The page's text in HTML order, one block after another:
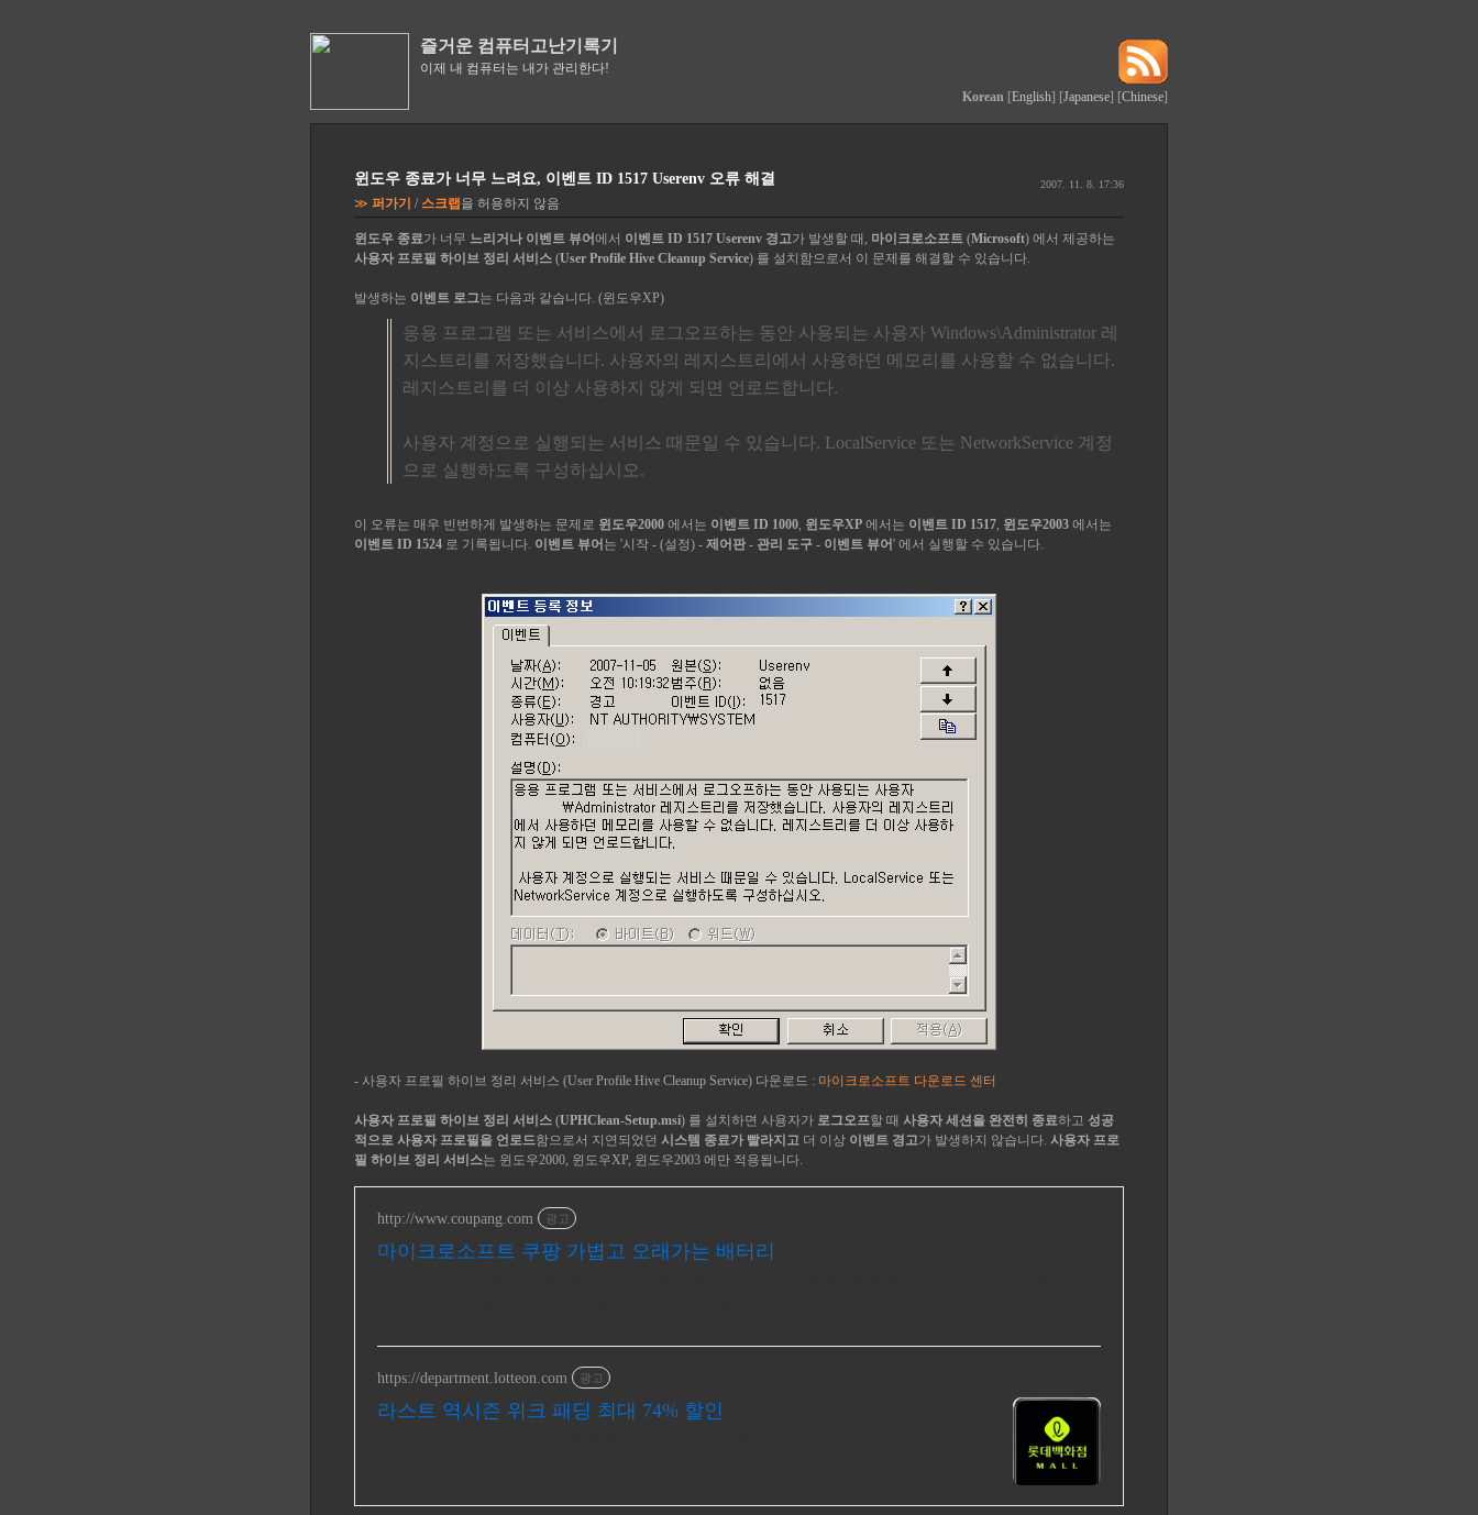
즐거운 컴퓨터고난기록기
이제 내 컴퓨터는 내가 관리한다!
Korean [English] [Japanese] [Chinese]
윈도우 종료가 너무 느려요, 이벤트 ID 1517 Userenv 오류 해결 2007. 11. 8. 17:36
≫ 퍼가기 / 스크랩 을 허용하지 않음
윈도우 종료가 너무 느리거나 이벤트 뷰어에서 이벤트 ID 1517 Userenv 경고가 발생할 때, 마이크로소프트 (Microsoft) 에서 제공하는
사용자 프로필 하이브 정리 서비스 (User Profile Hive Cleanup Service) 를 설치함으로서 이 문제를 해결할 수 있습니다.
발생하는 이벤트 로그는 다음과 같습니다. (윈도우XP)
응용 프로그램 또는 서비스에서 로그오프하는 동안 사용되는 사용자 Windows\Administrator 레
지스트리를 저장했습니다. 사용자의 레지스트리에서 사용하던 메모리를 사용할 수 없습니다.
레지스트리를 더 이상 사용하지 않게 되면 언로드합니다.
사용자 계정으로 실행되는 서비스 때문일 수 있습니다. LocalService 또는 NetworkService 계정
으로 실행하도록 구성하십시오.
이 오류는 매우 빈번하게 발생하는 문제로 윈도우2000 에서는 이벤트 ID 1000, 윈도우XP 에서는 이벤트 ID 1517, 윈도우2003 에서는
이벤트 ID 1524 로 기록됩니다. 이벤트 뷰어 는 '시작 - (설정) - 제어판 - 관리 도구 - 이벤트 뷰어' 에서 실행할 수 있습니다.
- 사용자 프로필 하이브 정리 서비스 (User Profile Hive Cleanup Service) 다운로드 : 마이크로소프트 다운로드 센터
사용자 프로필 하이브 정리 서비스 (UPHClean-Setup.msi) 를 설치하면 사용자가 로그오프할 때 사용자 세션을 완전히 종료하고 성공
적으로 사용자 프로필을 언로드함으로서 지연되었던 시스템 종료가 빨라지고 더 이상 이벤트 경고가 발생하지 않습니다. 사용자 프로
필 하이브 정리 서비스는 윈도우2000, 윈도우XP, 윈도우2003 에만 적용됩니다.
http://www.coupang.com 광고
마이크로소프트 쿠팡 가볍고 오래가는 배터리
https://department.lotteon.com 광고
라스트 역시즌 위크 패딩 최대 74% 할인